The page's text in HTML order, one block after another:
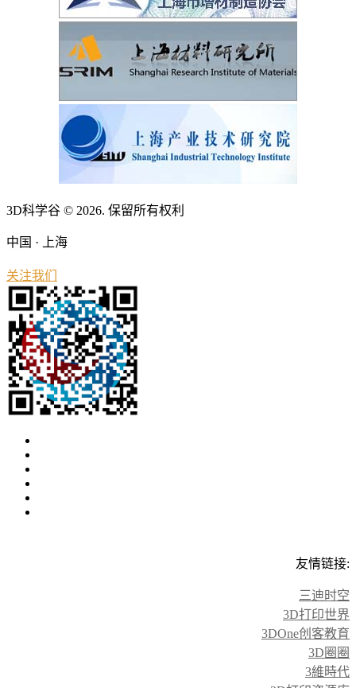
3D科学谷 © 2026. 保留所有权利
中国 · 上海
关注我们
友情链接:
三迪时空
3D打印世界
3DOne创客教育
3D圈圈
3維時代